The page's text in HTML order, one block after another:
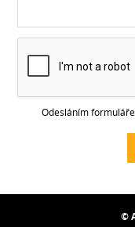
Odesláním
©